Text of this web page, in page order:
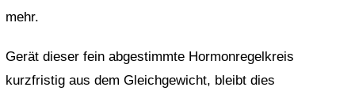
mehr.
Gerät dieser fein abgestimmte Hormonregelkreis
kurzfristig aus dem Gleichgewicht, bleibt dies